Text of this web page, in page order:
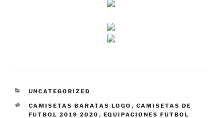
CATEGORÍAS
UNCATEGORIZED
ETIQUETAS
CAMISETAS BARATAS LOGO , CAMISETAS DE
FUTBOL 2019 2020 , EQUIPACIONES FUTBOL